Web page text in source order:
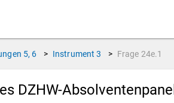
5, 6 > Instrument 3 > Frage 24e.1
DZHW-